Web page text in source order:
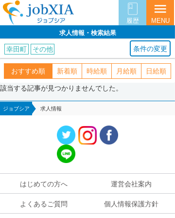
履歴
menu
MENU
求人情報・検索結果
条件の変更
幸田町 その他
おすすめ順 新着順 時給順 月給順 日給順
該当する記事が見つかりませんでした。
ジョブシア 求人情報
はじめての方へ 運営会社案内
よくあるご質問 個人情報保護方針